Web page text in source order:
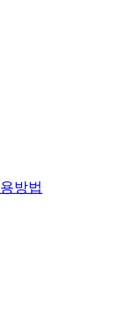
방법